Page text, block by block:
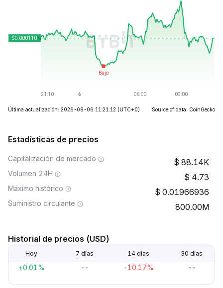
Última actualización: 2026-08-06 11:21:12 (UTC+0) Source of data: CoinGecko
Estadísticas de precios
Capitalización de mercado 88.14K
Volumen 24H 4.73
Máximo histórico 0.01966936
Suministro circulante 800.00M
Historial de precios (USD)
Hoy 7 días 14 días 30 días
+0.01% -- -10.17% --